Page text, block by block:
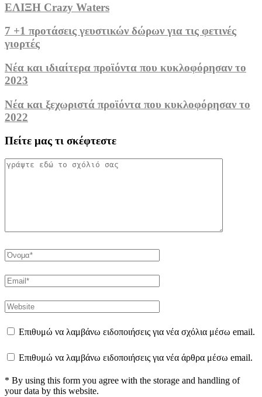
ΕΛΙΞΗ Crazy Waters
7 +1 προτάσεις γευστικών δώρων για τις φετινές
γιορτές
Νέα και ιδιαίτερα προϊόντα που κυκλοφόρησαν το
2023
Νέα και ξεχωριστά προϊόντα που κυκλοφόρησαν το
2022
Πείτε μας τι σκέφτεστε
Επιθυμώ να λαμβάνω ειδοποιήσεις για νέα σχόλια μέσω email.
Επιθυμώ να λαμβάνω ειδοποιήσεις για νέα άρθρα μέσω email.
* By using this form you agree with the storage and handling of
your data by this website.